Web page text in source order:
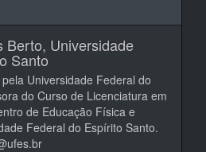
Berto, Universidade
Santo
Universidade Federal do
do Curso de Licenciatura em
de Educação Física e
Federal do Espírito Santo.